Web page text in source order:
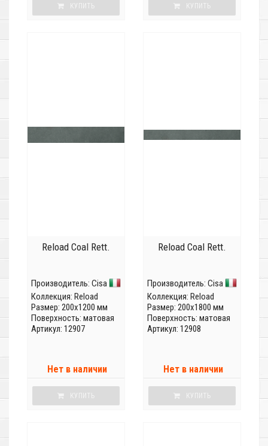
КУПИТЬ КУПИТЬ
Reload Coal Rett.
Производитель: Cisa
Коллекция: Reload
Размер: 200x1200 мм
Поверхность: матовая
Артикул: 12907
Нет в наличии
КУПИТЬ
Reload Coal Rett.
Производитель: Cisa
Коллекция: Reload
Размер: 200x1800 мм
Поверхность: матовая
Артикул: 12908
Нет в наличии
КУПИТЬ